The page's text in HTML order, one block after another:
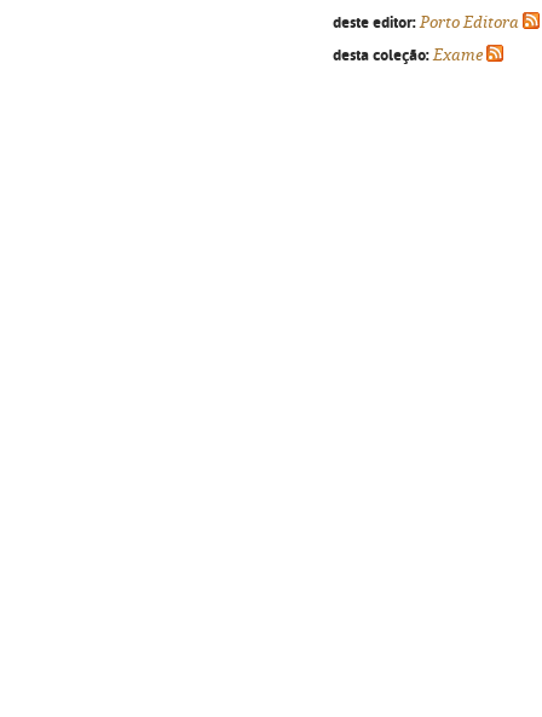
deste editor: Porto Editora
desta coleção: Exame